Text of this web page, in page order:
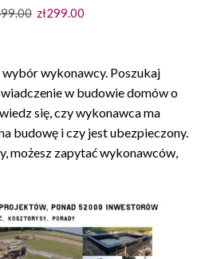
Pierwotna
zł499.00.
zł299.00
zł299.00.
wykonawcy. Poszukaj
w budowie domów o
się, czy wykonawca ma
budowę i czy jest ubezpieczony.
możesz zapytać wykonawców,